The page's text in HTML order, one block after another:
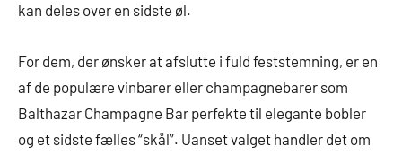
kan deles over en sidste øl.
For dem, der ønsker at afslutte i fuld feststemning, er en
af de populære vinbarer eller champagnebarer som
Balthazar Champagne Bar perfekte til elegante bobler
og et sidste fælles “skål”. Uanset valget handler det om